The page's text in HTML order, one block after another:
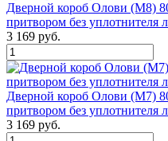
Дверной короб Олови (М8)
притвором без
3 169 руб.
Дверной короб Олови (М7)
притвором без
3 169 руб.